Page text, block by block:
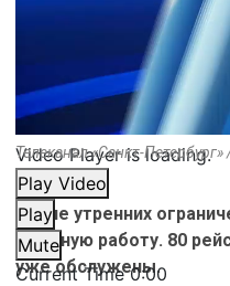
Video Player is loading.
Play Video
Play
Mute
Current Time0:00
Телеканал «Санкт-
После утренних
штатную работу. 80
уже обслужены.